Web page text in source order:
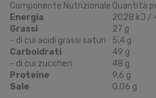
Componente Nutrizionale Quantità
Energia
2028 kJ /
Grassi
27 g
- di cui acidi grassi saturi
5,4 g
Carboidrati
49 g
- di cui zuccheri
48 g
Proteine
9,6 g
Sale
0,06 g